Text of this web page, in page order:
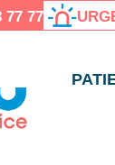
77 77